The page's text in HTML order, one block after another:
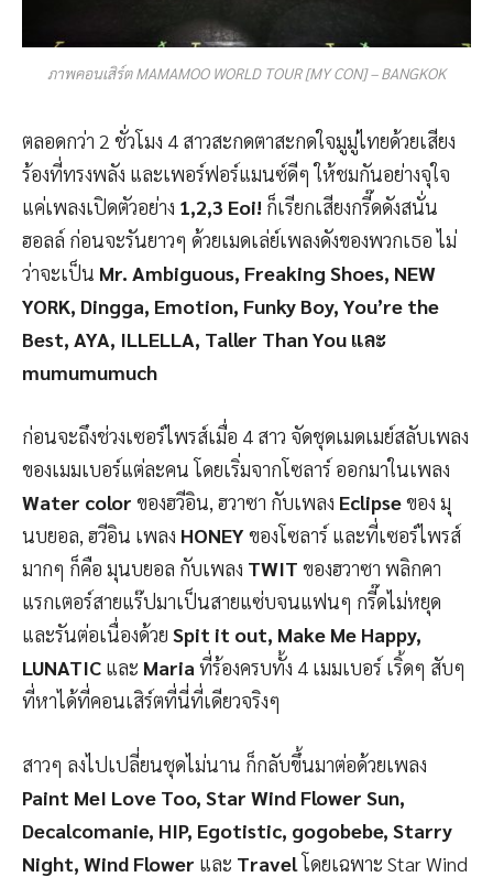
ภาพคอนเสิร์ต MAMAMOO WORLD TOUR [MY CON] – BANGKOK
ตลอดกว่า 2 ชั่วโมง 4 สาวสะกดตาสะกดใจมูมู่ไทยด้วยเสียง
ร้องที่ทรงพลัง และเพอร์ฟอร์แมนซ์ดีๆ ให้ชมกันอย่างจุใจ
แค่เพลงเปิดตัวอย่าง 1,2,3 Eoi! ก็เรียกเสียงกรี๊ดดังสนั่น
ฮอลล์ ก่อนจะรันยาวๆ ด้วยเมดเล่ย์เพลงดังของพวกเธอ ไม่
ว่าจะเป็น Mr. Ambiguous, Freaking Shoes, NEW
YORK, Dingga, Emotion, Funky Boy, You’re the
Best, AYA, ILLELLA, Taller Than You และ
mumumumuch
ก่อนจะถึงช่วงเซอร์ไพรส์เมื่อ 4 สาว จัดชุดเมดเมย์สลับเพลง
ของเมมเบอร์แต่ละคน โดยเริ่มจากโซลาร์ ออกมาในเพลง
Water color ของฮวีอิน, ฮวาซา กับเพลง Eclipseของ มุ
นบยอล, ฮวีอิน เพลง HONEYของโซลาร์ และที่เซอร์ไพรส์
มากๆ ก็คือ มุนบยอล กับเพลง TWIT ของฮวาซา พลิกคา
แรกเตอร์สายแร๊ปมาเป็นสายแซ่บจนแฟนๆ กรี๊ดไม่หยุด
และรันต่อเนื่องด้วย Spit it out, Make Me Happy,
LUNATIC และ Maria ที่ร้องครบทั้ง 4 เมมเบอร์ เริ้ดๆ สับๆ
ที่หาได้ที่คอนเสิร์ตที่นี่ที่เดียวจริงๆ
สาวๆ ลงไปเปลี่ยนชุดไม่นาน ก็กลับขึ้นมาต่อด้วยเพลง
Paint MeI Love Too, Star Wind Flower Sun,
Decalcomanie, HIP, Egotistic, gogobebe, Starry
Night, Wind Flower และ Travelโดยเฉพาะ Star Wind